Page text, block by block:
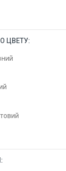
ЦВЕТУ: